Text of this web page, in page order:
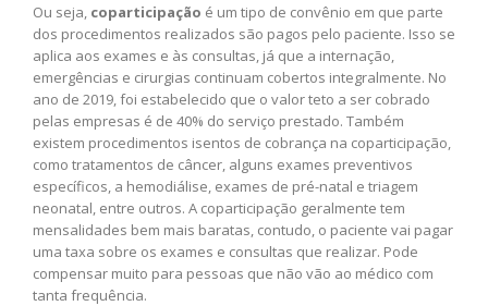
Ou seja, coparticipação é um tipo de convênio em que parte
dos procedimentos realizados são pagos pelo paciente. Isso se
aplica aos exames e às consultas, já que a internação,
emergências e cirurgias continuam cobertos integralmente. No
ano de 2019, foi estabelecido que o valor teto a ser cobrado
pelas empresas é de 40% do serviço prestado. Também
existem procedimentos isentos de cobrança na coparticipação,
como tratamentos de câncer, alguns exames preventivos
específicos, a hemodiálise, exames de pré-natal e triagem
neonatal, entre outros. A coparticipação geralmente tem
mensalidades bem mais baratas, contudo, o paciente vai pagar
uma taxa sobre os exames e consultas que realizar. Pode
compensar muito para pessoas que não vão ao médico com
tanta frequência.